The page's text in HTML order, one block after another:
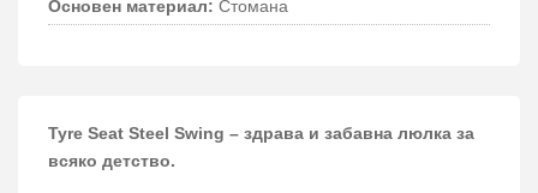
Основен материал: Стомана
Tyre Seat Steel Swing – здрава и забавна люлка за
всяко детство.